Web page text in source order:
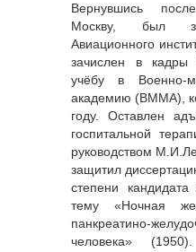
Вернувшись
Москву, был
Авиационного
зачислен в
учёбу в Военно-
академию (ВММА),
году. Оставлен
госпитальной
руководством
защитил
степени
тему «Ночная
панкреатино-
человека»